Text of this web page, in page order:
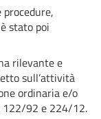
stato poi
rilevante e
sull’attività
ordinaria e/o
122/92 e 224/12.